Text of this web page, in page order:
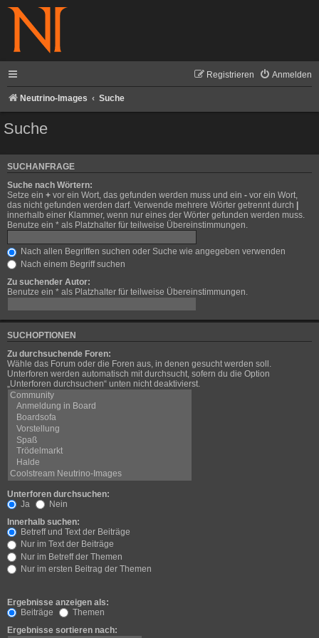
Anmelden
Registrieren
Neutrino-Images Suche
Suche
SUCHANFRAGE
Suche nach Wörtern:
Setze ein + vor ein Wort, das gefunden werden muss und ein - vor ein Wort,
das nicht gefunden werden darf. Verwende mehrere Wörter getrennt durch
innerhalb einer Klammer, wenn nur eines der Wörter gefunden werden muss.
Benutze ein * als Platzhalter für teilweise Übereinstimmungen.
Nach allen Begriffen suchen oder Suche wie angegeben verwenden
Nach einem Begriff suchen
Zu suchender Autor:
Benutze ein * als Platzhalter für teilweise Übereinstimmungen.
SUCHOPTIONEN
Zu durchsuchende Foren:
Wähle das Forum oder die Foren aus, in denen gesucht werden soll.
Unterforen werden automatisch mit durchsucht, sofern du die Option
„Unterforen durchsuchen“ unten nicht deaktivierst.
Unterforen durchsuchen:
Ja
Nein
Innerhalb suchen:
Betreff und Text der Beiträge
Nur im Text der Beiträge
Nur im Betreff der Themen
Nur im ersten Beitrag der Themen
Ergebnisse anzeigen als:
Beiträge
Themen
Ergebnisse sortieren nach: